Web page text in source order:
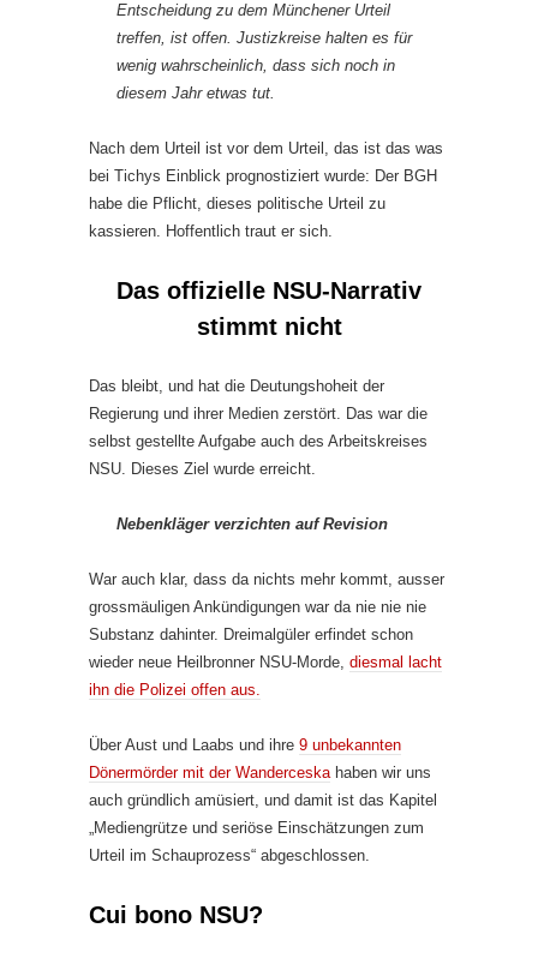
Entscheidung zu dem Münchener Urteil
treffen, ist offen. Justizkreise halten es für
wenig wahrscheinlich, dass sich noch in
diesem Jahr etwas tut.
Nach dem Urteil ist vor dem Urteil, das ist das was
bei Tichys Einblick prognostiziert wurde: Der BGH
habe die Pflicht, dieses politische Urteil zu
kassieren. Hoffentlich traut er sich.
Das offizielle NSU-Narrativ
stimmt nicht
Das bleibt, und hat die Deutungshoheit der
Regierung und ihrer Medien zerstört. Das war die
selbst gestellte Aufgabe auch des Arbeitskreises
NSU. Dieses Ziel wurde erreicht.
Nebenkläger verzichten auf Revision
War auch klar, dass da nichts mehr kommt, ausser
grossmäuligen Ankündigungen war da nie nie nie
Substanz dahinter. Dreimalgüler erfindet schon
wieder neue Heilbronner NSU-Morde, diesmal lacht
ihn die Polizei offen aus.
Über Aust und Laabs und ihre 9 unbekannten
Dönermörder mit der Wanderceskahaben wir uns
auch gründlich amüsiert, und damit ist das Kapitel
„Mediengrütze und seriöse Einschätzungen zum
Urteil im Schauprozess“ abgeschlossen.
Cui bono NSU?